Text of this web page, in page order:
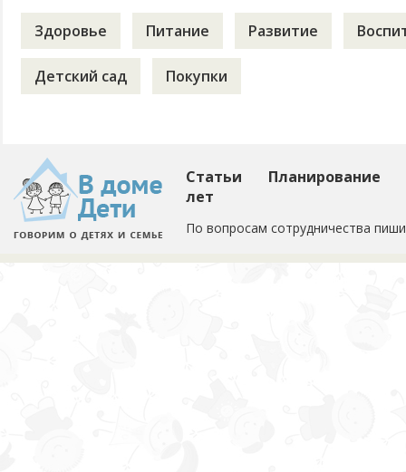
Здоровье Питание Развитие
Детский сад Покупки
Статьи
Планирование
лет
По вопросам сотрудничества